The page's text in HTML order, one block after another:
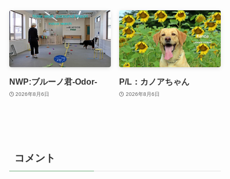
NWP:ブルーノ君-Odor-
2026年8月6日
P/L：カノアちゃん
2026年8月6日
コメント